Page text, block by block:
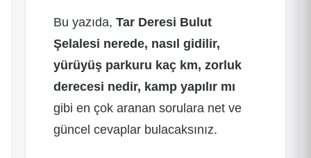
Bu yazıda, Tar Deresi Bulut
Şelalesi nerede, nasıl gidilir,
yürüyüş parkuru kaç km, zorluk
derecesi nedir, kamp yapılır mı
gibi en çok aranan sorulara net ve
güncel cevaplar bulacaksınız.